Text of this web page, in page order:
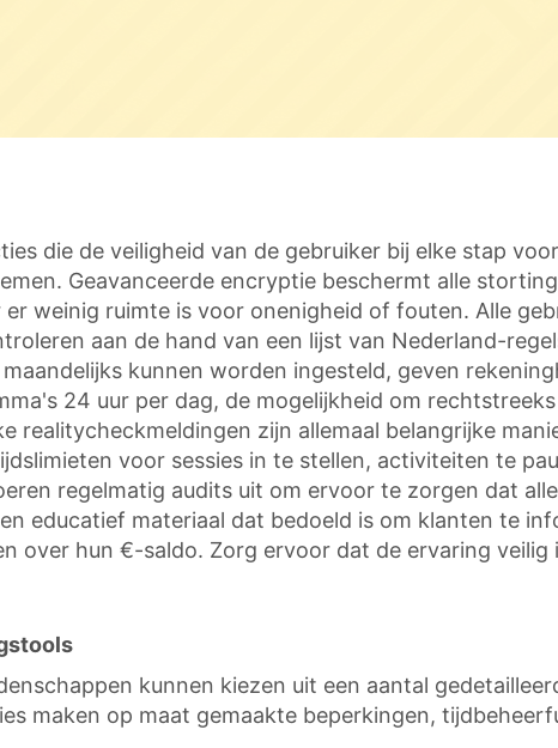
die de veiligheid van de gebruiker bij elke stap
Geavanceerde encryptie beschermt alle
weinig ruimte is voor onenigheid of fouten. Alle
aan de hand van een lijst van Nederland-
kunnen worden ingesteld, geven
24 uur per dag, de mogelijkheid om
realitycheckmeldingen zijn allemaal belangrijke
voor sessies in te stellen, activiteiten te
regelmatig audits uit om ervoor te zorgen dat
educatief materiaal dat bedoeld is om klanten te
over hun €-saldo. Zorg ervoor dat de ervaring
kunnen kiezen uit een aantal
maken op maat gemaakte beperkingen,